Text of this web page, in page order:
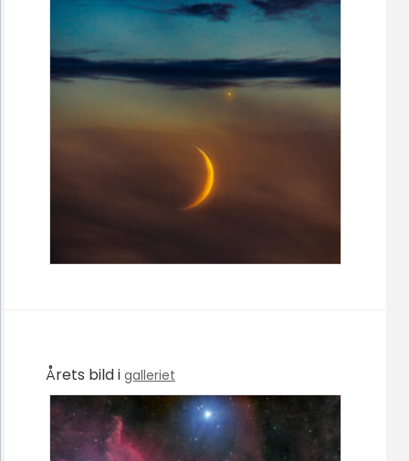
Årets bild i galleriet